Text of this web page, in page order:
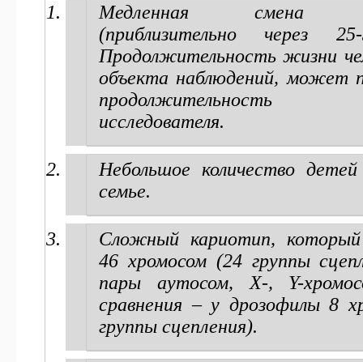
Медленная смена
(приблизительно через
Продолжительность жизни
объекта наблюдений, может
исследователя.
Небольшое количество
семье.
Сложный кариотип,
46 хромосом (24 группы
пары аутосом, Х-, Y-
сравнения – у дрозофилы 8
группы сцепления).